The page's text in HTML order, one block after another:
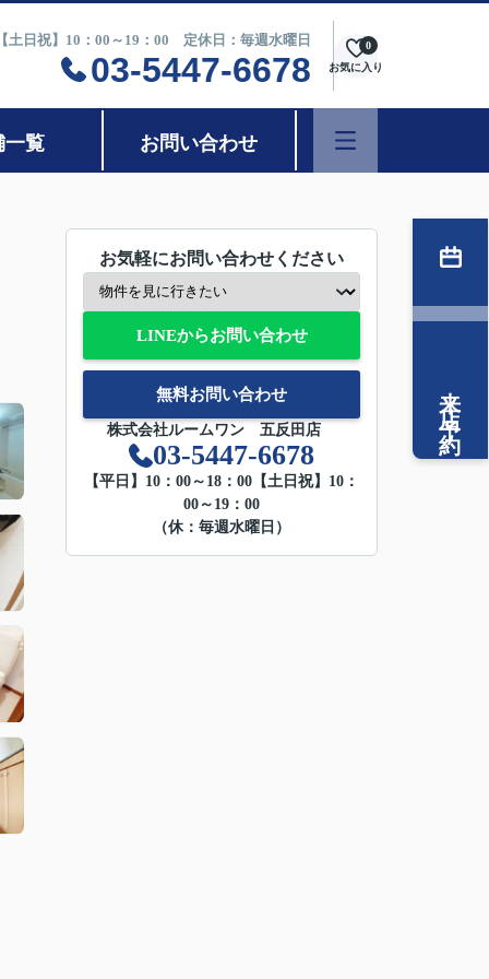
土日祝】10：00～19：00 定休日：毎週水曜日
03-5447-6678 お気に入り
0
一覧 お問い合わせ
お気軽にお問い合わせください
LINEからお問い合わせ
無料お問い合わせ
株式会社ルームワン 五反田店
03-5447-6678
【平日】10：00～18：00【土日祝】10：
00～19：00
（休：毎週水曜日）
来店予約